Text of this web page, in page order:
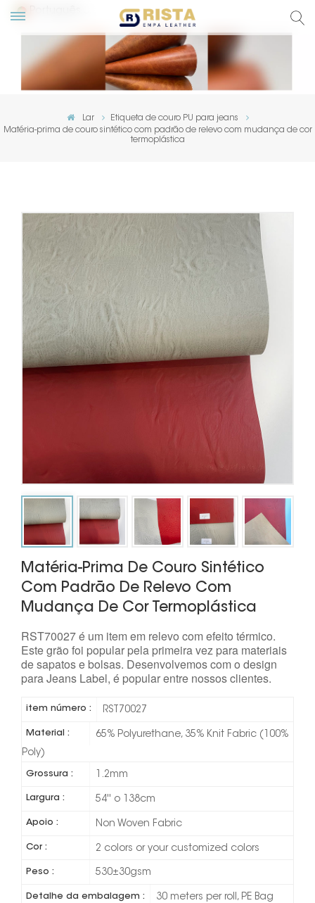
Lar
Etiqueta de couro PU para jeans
Matéria-prima de couro sintético com padrão de relevo com mudança de cor
termoplástica
Matéria-Prima De Couro Sintético
Com Padrão De Relevo Com
Mudança De Cor Termoplástica
RST70027 é um item em relevo com efeito térmico.
Este grão foi popular pela primeira vez para materiais
de sapatos e bolsas. Desenvolvemos com o design
para Jeans Label, é popular entre nossos clientes.
item número : RST70027
Material :
65% Polyurethane, 35% Knit Fabric (100%
Poly)
Grossura : 1.2mm
Largura : 54'' o 138cm
Apoio : Non Woven Fabric
Cor : 2 colors or your customized colors
Peso : 530±30gsm
Detalhe da embalagem :
30 meters per roll, PE Bag